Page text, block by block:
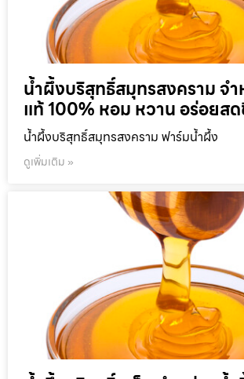
น้ำผึ้งบริสุทธิ์สมุทรสงคราม จ
แท้ 100% หอม หวาน อร่อยส
น้ำผึ้งบริสุทธิ์สมุทรสงคราม ฟาร์มน้ำผึ้ง
ดูเพิ่มเติม »